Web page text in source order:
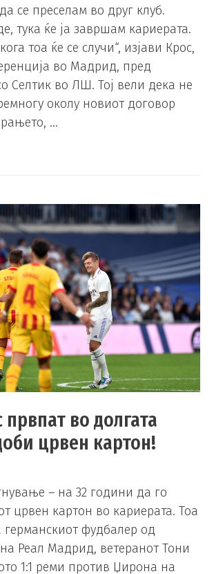
се преселам во друг клуб.
тука ќе ја завршам кариерата.
тоа ќе се случи“, изјави Крос,
во Мадрид, пред
Селтик во ЛШ. Тој вели дека не
околу новиот договор
…
во долгата
црвен картон!
– на 32 години да го
црвен картон во кариерата. Тоа
германскиот фудбалер од
Реал Мадрид, ветеранот Тони
1:1 реми против Џирона на